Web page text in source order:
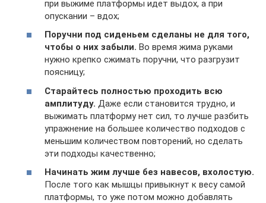
при выжиме платформы идет выдох, а при
опускании – вдох;
Поручни под сиденьем сделаны не для того,
чтобы о них забыли. Во время жима руками
нужно крепко сжимать поручни, что разгрузит
поясницу;
Старайтесь полностью проходить всю
амплитуду. Даже если становится трудно, и
выжимать платформу нет сил, то лучше разбить
упражнение на большее количество подходов с
меньшим количеством повторений, но сделать
эти подходы качественно;
Начинать жим лучше без навесов, вхолостую.
После того как мышцы привыкнут к весу самой
платформы, то уже потом можно добавлять